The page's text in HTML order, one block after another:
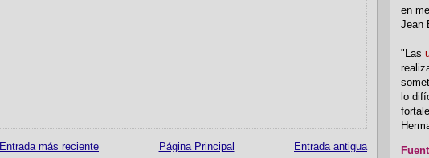
Entrada más reciente Entrada antigua
Página Principal
en
Jean
"Las
lo